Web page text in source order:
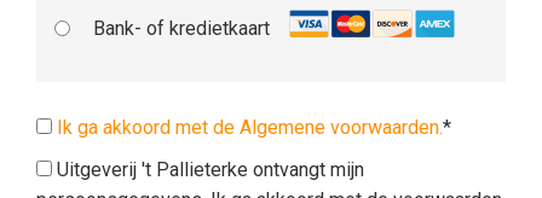
Bank- of kredietkaart
Ik ga akkoord met de Algemene voorwaarden.*
Uitgeverij 't Pallieterke ontvangt mijn